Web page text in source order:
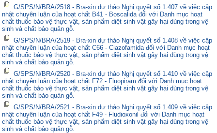
G/SPS/N/BRA/2518 - Bra-xin dự thảo Nghị quyết số 1.407 về việc cập
nhật chuyên luận của hoạt chất B41 - Boscalida đối với Danh mục hoạt
chất thuốc bảo vệ thực vật, sản phẩm diệt sinh vật gây hại dùng trong vệ
sinh và chất bảo quản gỗ.
G/SPS/N/BRA/2519 - Bra-xin dự thảo Nghị quyết số 1.408 về việc cập
nhật chuyên luận của hoạt chất C66 - Ciazofamida đối với Danh mục hoạt
chất thuốc bảo vệ thực vật, sản phẩm diệt sinh vật gây hại dùng trong vệ
sinh và chất bảo quản gỗ.
G/SPS/N/BRA/2520 - Bra-xin dự thảo Nghị quyết số 1.410 về việc cập
nhật chuyên luận của hoạt chất F72 - Fluopiram đối với Danh mục hoạt
chất thuốc bảo vệ thực vật, sản phẩm diệt sinh vật gây hại dùng trong vệ
sinh và chất bảo quản gỗ.
G/SPS/N/BRA/2521 - Bra-xin dự thảo Nghị quyết số 1.409 về việc cập
nhật chuyên luận của hoạt chất F49 - Fludioxonil đối với Danh mục hoạt
chất thuốc bảo vệ thực vật, sản phẩm diệt sinh vật gây hại dùng trong vệ
sinh và chất bảo quản gỗ.